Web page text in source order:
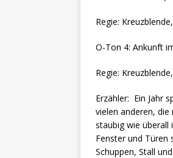
Regie:
O-Ton 4: Ankunft
Regie:
Erzähler: Ein Jahr
vielen anderen,
staubig wie überall
Fenster und Türen
Schuppen, Stall